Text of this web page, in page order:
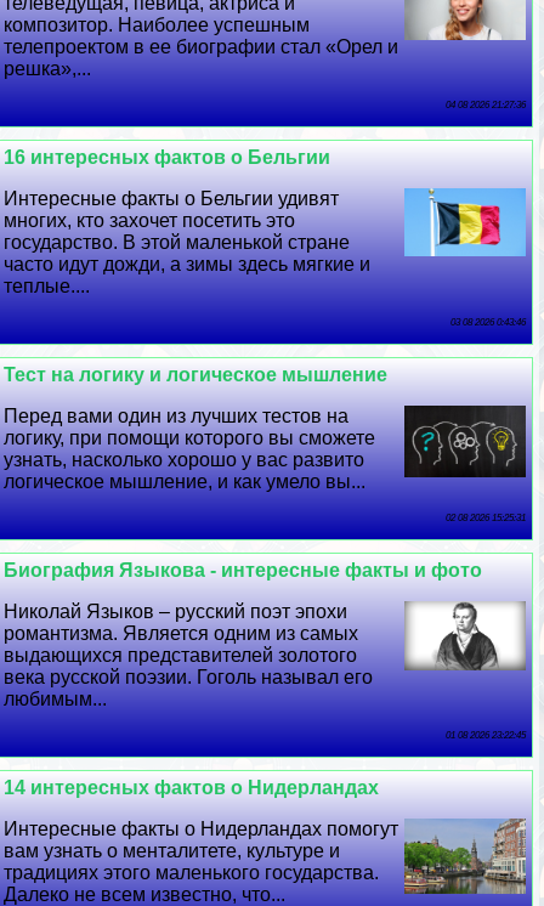
композитор. Наиболее успешным
телепроектом в ее биографии стал «Орел и
решка»,...
04 08 2026 21:27:36
16 интересных фактов о Бельгии
Интересные факты о Бельгии удивят
многих, кто захочет посетить это
государство. В этой маленькой стране
часто идут дожди, а зимы здесь мягкие и
теплые....
03 08 2026 0:43:46
Тест на логику и логическое мышление
Перед вами один из лучших тестов на
логику, при помощи которого вы сможете
узнать, насколько хорошо у вас развито
логическое мышление, и как умело вы...
02 08 2026 15:25:31
Биография Языкова - интересные факты и фото
Николай Языков – русский поэт эпохи
романтизма. Является одним из самых
выдающихся представителей золотого
века русской поэзии. Гоголь называл его
любимым...
01 08 2026 23:22:45
14 интересных фактов о Нидерландах
Интересные факты о Нидерландах помогут
вам узнать о менталитете, культуре и
традициях этого маленького государства.
Далеко не всем известно, что...